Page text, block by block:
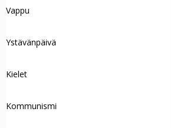
Vappu
Ystävänpäivä
Kielet
Kommunismi